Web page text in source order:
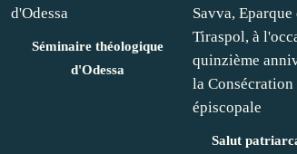
Séminaire théologique
d'Odessa
Salut